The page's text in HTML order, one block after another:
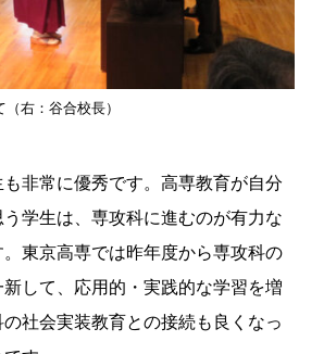
右：谷合校長）
非常に優秀です。高専教育が自分
学生は、専攻科に進むのが有力な
東京高専では昨年度から専攻科の
して、応用的・実践的な学習を増
社会実装教育との接続も良くなっ